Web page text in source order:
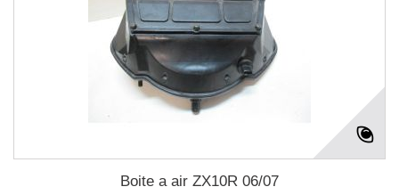
Boite a air ZX10R 06/07